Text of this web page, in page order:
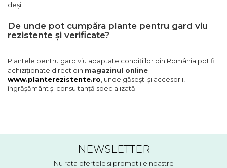
deși.
De unde pot cumpăra plante pentru gard viu
rezistente și verificate?
Plantele pentru gard viu adaptate condițiilor din România pot fi
achiziționate direct din magazinul online
www.planterezistente.ro , unde găsești și accesorii,
îngrășământ și consultanță specializată.
NEWSLETTER
Nu rata ofertele si promotiile noastre